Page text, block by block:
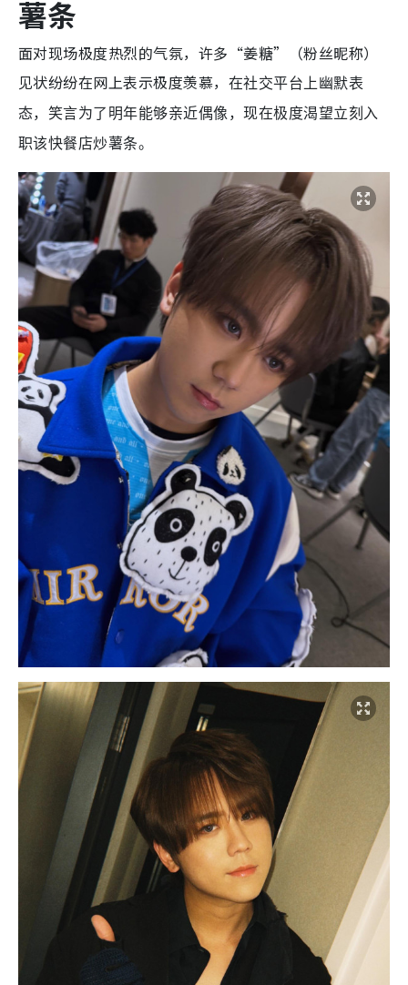
薯条
面对现场极度热烈的气氛，许多“姜糖”（粉丝昵称）
见状纷纷在网上表示极度羡慕， 在社交平台上幽默表
态，笑言为了明年能够亲近偶像，现在极度渴望立刻入
职该快餐店炒薯条。